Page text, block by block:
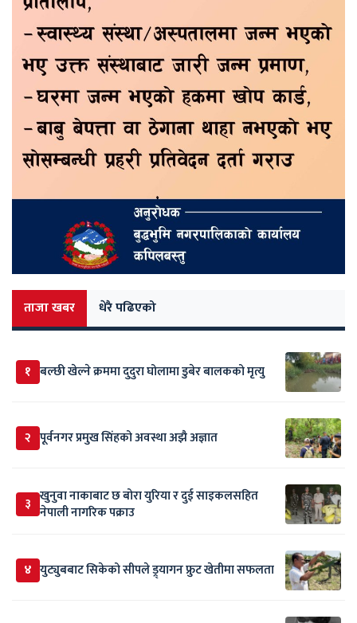
ताजा खबर धेरै पढिएको
१ बल्छी खेल्ने क्रममा दुदुरा घोलामा डुबेर बालकको मृत्यु
२ पूर्वनगर प्रमुख सिंहको अवस्था अझै अज्ञात
३ खुनुवा नाकाबाट छ बोरा युरिया र दुई साइकलसहित
नेपाली नागरिक पक्राउ
४ युट्युबबाट सिकेको सीपले ड्र्यागन फ्रुट खेतीमा सफलता